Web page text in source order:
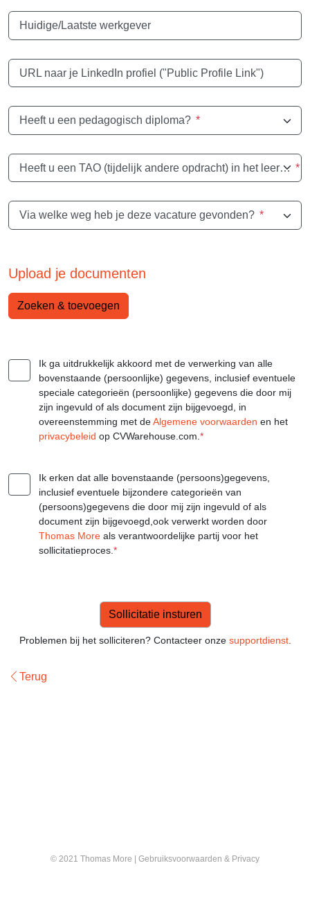
Huidige/Laatste werkgever
URL naar je LinkedIn profiel ("Public Profile Link")
Heeft u een pedagogisch diploma? *
Heeft u een TAO (tijdelijk andere opdracht) in het leerplichtonderwijs? *
Via welke weg heb je deze vacature gevonden? *
Upload je documenten
Zoeken & toevoegen
Ik ga uitdrukkelijk akkoord met de verwerking van alle
bovenstaande (persoonlijke) gegevens, inclusief eventuele
speciale categorieën (persoonlijke) gegevens die door mij
zijn ingevuld of als document zijn bijgevoegd, in
overeenstemming met deAlgemene voorwaarden en het
privacybeleid op CVWarehouse.com. *
Ik erken dat alle bovenstaande (persoons)gegevens,
inclusief eventuele bijzondere categorieën van
(persoons)gegevens die door mij zijn ingevuld of als
document zijn bijgevoegd,ook verwerkt worden door
Thomas More als verantwoordelijke partij voor het
sollicitatieproces. *
Problemen bij het solliciteren? Contacteer onze supportdienst.
Terug
© 2021 Thomas More | Gebruiksvoorwaarden & Privacy